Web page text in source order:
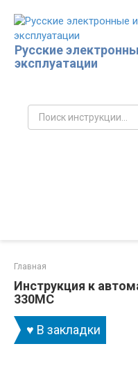
контенту
Русские
эксплуатации
Поиск:
Главная
Инструкция к
330MC
♥ В закладки